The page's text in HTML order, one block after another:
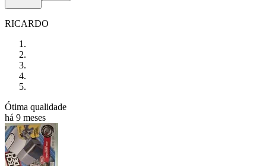
RICARDO
Ótima qualidade
há 9 meses